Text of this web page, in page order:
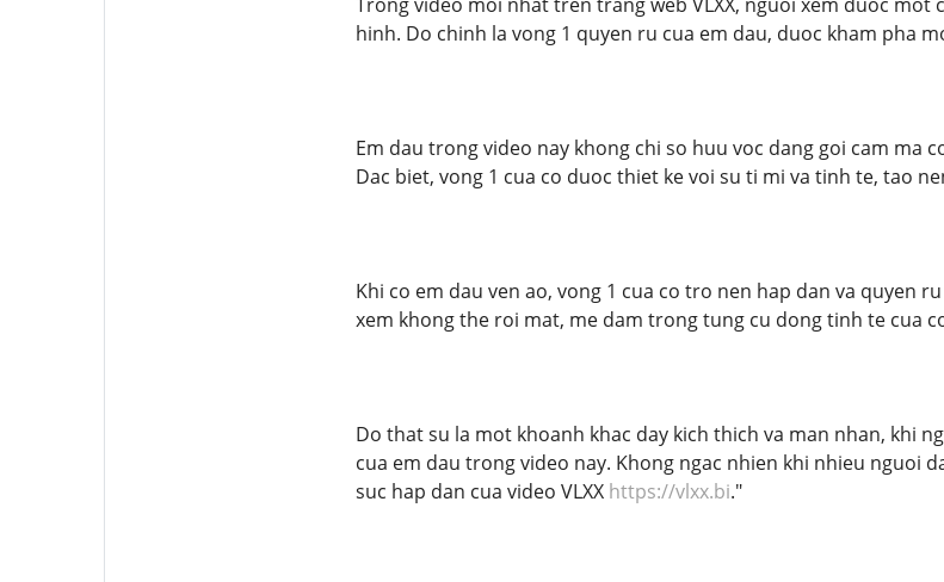
hinh. Do chinh la vong 1 quyen ru cua em dau, duoc kham pha
Em dau trong video nay khong chi so huu voc dang goi cam ma
Dac biet, vong 1 cua co duoc thiet ke voi su ti mi va tinh te, tao
Khi co em dau ven ao, vong 1 cua co tro nen hap dan va quyen
xem khong the roi mat, me dam trong tung cu dong tinh te cua
Do that su la mot khoanh khac day kich thich va man nhan, khi
cua em dau trong video nay. Khong ngac nhien khi nhieu
suc hap dan cua video VLXX https://vlxx.bi."